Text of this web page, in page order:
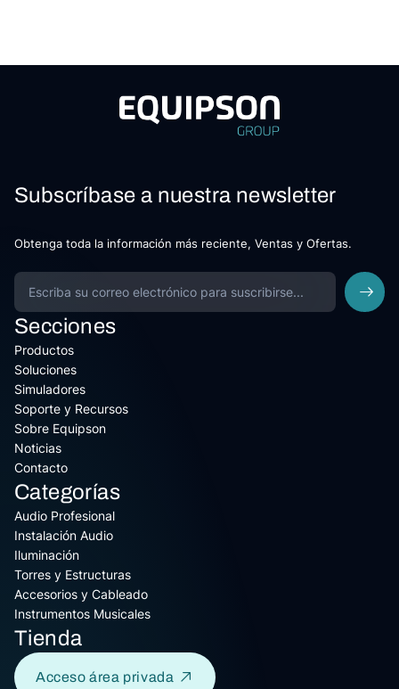
Subscríbase a nuestra newsletter
Obtenga toda la información más reciente, Ventas y Ofertas.
Secciones
Productos
Soluciones
Simuladores
Soporte y Recursos
Sobre Equipson
Noticias
Contacto
Categorías
Audio Profesional
Instalación Audio
Iluminación
Torres y Estructuras
Accesorios y Cableado
Instrumentos Musicales
Tienda
Acceso área privada